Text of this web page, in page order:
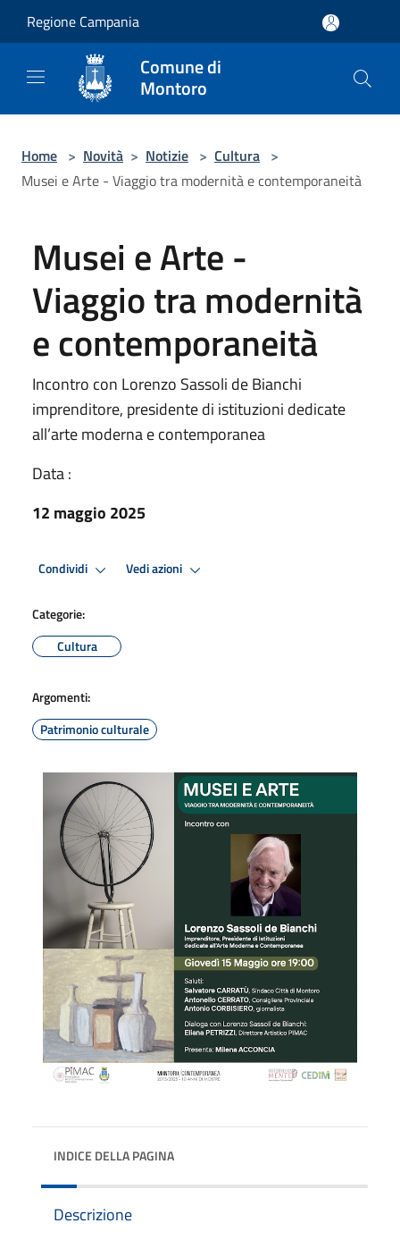
Regione Campania
Comune di
Montoro
Home > Novità > Notizie > Cultura >
Musei e Arte - Viaggio tra modernità e contemporaneità
Musei e Arte -
Viaggio tra modernità
e contemporaneità
Incontro con Lorenzo Sassoli de Bianchi
imprenditore, presidente di istituzioni dedicate
all’arte moderna e contemporanea
Data :
12 maggio 2025
Condividi Vedi azioni
Categorie:
Cultura
Argomenti:
Patrimonio culturale
INDICE DELLA PAGINA
Descrizione